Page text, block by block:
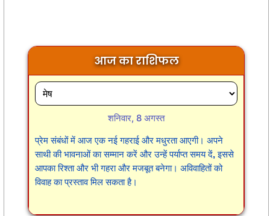
आज का राशिफल
शनिवार, 8 अगस्त
प्रेम संबंधों में आज एक नई गहराई और मधुरता आएगी। अपने
साथी की भावनाओं का सम्मान करें और उन्हें पर्याप्त समय दें, इससे
आपका रिश्ता और भी गहरा और मजबूत बनेगा। अविवाहितों को
विवाह का प्रस्ताव मिल सकता है।